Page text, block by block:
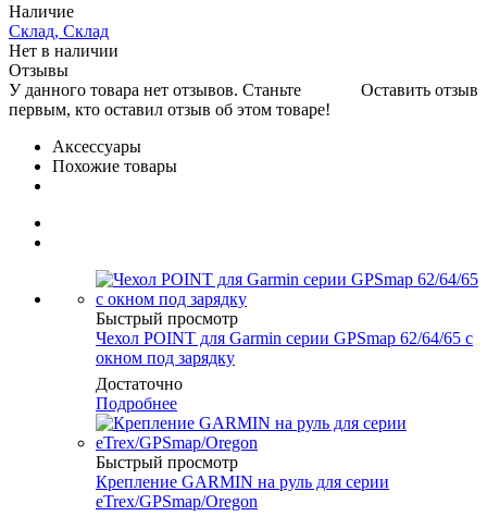
Наличие
Склад, Склад
Нет в наличии
Отзывы
Оставить отзыв
У данного товара нет отзывов. Станьте
первым, кто оставил отзыв об этом товаре!
Аксессуары
Похожие товары
Быстрый просмотр
Чехол POINT для Garmin серии GPSmap 62/64/65 с
окном под зарядку
Достаточно
Подробнее
Быстрый просмотр
Крепление GARMIN на руль для серии
eTrex/GPSmap/Oregon